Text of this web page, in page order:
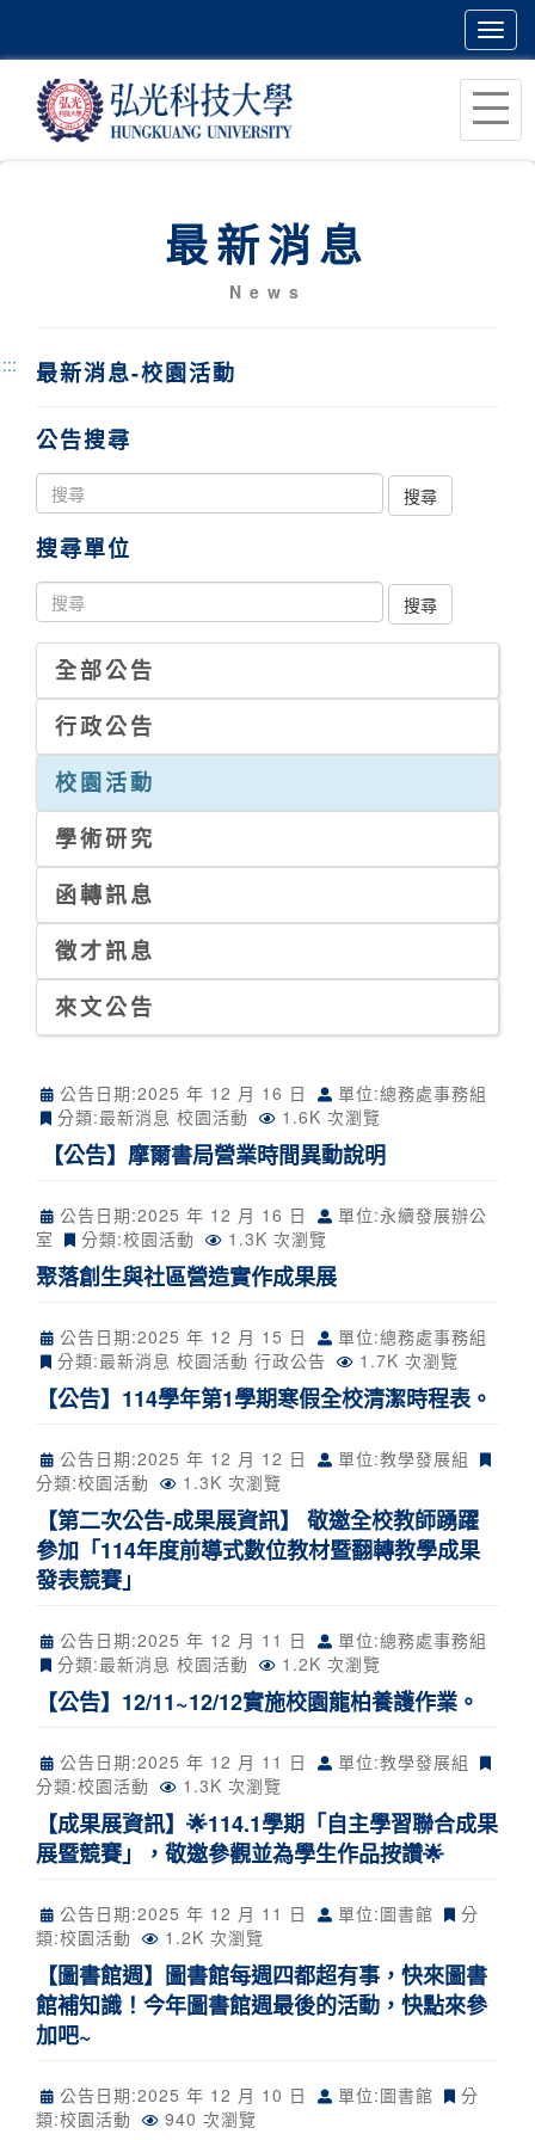
最新消息
News
::: 最新消息-校園活動
公告搜尋
搜尋單位
全部公告
行政公告
校園活動
學術研究
函轉訊息
徵才訊息
來文公告
公告日期:2025 年 12 月 16 日
單位:總務處事務組
分類:最新消息 校園活動 1.6K 次瀏覽
【公告】摩爾書局營業時間異動說明
公告日期:2025 年 12 月 16 日
單位:永續發展辦公
室
分類:校園活動 1.3K 次瀏覽
聚落創生與社區營造實作成果展
公告日期:2025 年 12 月 15 日
單位:總務處事務組
分類:最新消息 校園活動 行政公告 1.7K 次瀏覽
【公告】114學年第1學期寒假全校清潔時程表。
公告日期:2025 年 12 月 12 日
單位:教學發展組
分類:校園活動 1.3K 次瀏覽
【第二次公告-成果展資訊】 敬邀全校教師踴躍
參加「114年度前導式數位教材暨翻轉教學成果
發表競賽」
公告日期:2025 年 12 月 11 日
單位:總務處事務組
分類:最新消息 校園活動 1.2K 次瀏覽
【公告】12/11~12/12實施校園龍柏養護作業。
公告日期:2025 年 12 月 11 日
單位:教學發展組
分類:校園活動 1.3K 次瀏覽
【成果展資訊】🌟114.1學期「自主學習聯合成果
展暨競賽」，敬邀參觀並為學生作品按讚🌟
公告日期:2025 年 12 月 11 日 單位:圖書館
分
類:校園活動 1.2K 次瀏覽
【圖書館週】圖書館每週四都超有事，快來圖書
館補知識！今年圖書館週最後的活動，快點來參
加吧~
公告日期:2025 年 12 月 10 日 單位:圖書館
分
類:校園活動 940 次瀏覽